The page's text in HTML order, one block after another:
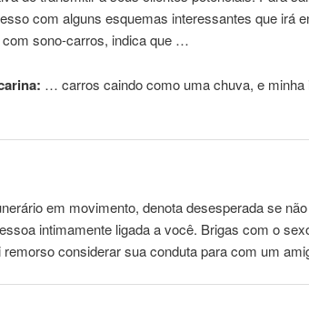
com alguns esquemas interessantes que irá
com sono-carros, indica que …
… carros caindo como umachuva, e
em movimento, denota desesperada se
intimamente ligada a você. Brigas com o
remorso considerar sua conduta para com um